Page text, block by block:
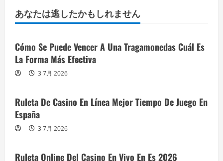
あなたは逃したかもしれません
Cómo Se Puede Vencer A Una Tragamonedas Cuál Es
La Forma Más Efectiva
3 7月 2026
Ruleta De Casino En Línea Mejor Tiempo De Juego En
España
3 7月 2026
Ruleta Online Del Casino En Vivo En Es 2026